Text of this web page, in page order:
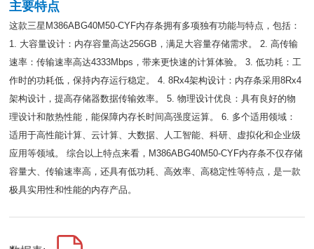
主要特点
这款三星M386ABG40M50-CYF内存条拥有多项独有功能与特点，包括：
1. 大容量设计：内存容量高达256GB，满足大容量存储需求。 2. 高传输
速率：传输速率高达4333Mbps，带来更快速的计算体验。 3. 低功耗：工
作时的功耗低，保持内存运行稳定。 4. 8Rx4架构设计：内存条采用8Rx4
架构设计，提高存储器数据传输效率。 5. 物理设计优良：具有良好的物
理设计和散热性能，能保障内存长时间高强度运算。 6. 多个适用领域：
适用于高性能计算、云计算、大数据、人工智能、科研、虚拟化和企业级
应用等领域。 综合以上特点来看，M386ABG40M50-CYF内存条不仅存储
容量大、传输速率高，还具有低功耗、高效率、高稳定性等特点，是一款
极具实用性和性能的内存产品。